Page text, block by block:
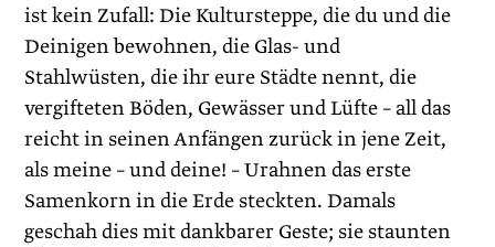
ist kein Zufall: Die Kultursteppe, die du und die
Deinigen bewohnen, die Glas- und
Stahlwüsten, die ihr eure Städte nennt, die
vergifteten Böden, Gewässer und Lüfte – all das
reicht in seinen Anfängen zurück in jene Zeit,
als meine – und deine! – Urahnen das erste
Samenkorn in die Erde steckten. Damals
geschah dies mit dankbarer Geste; sie staunten